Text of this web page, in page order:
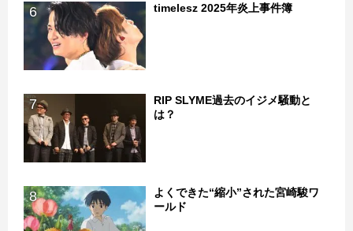
6 timelesz 2025年炎上事件簿
7
RIP SLYME過去のイジメ騒動と
は？
8
よくできた“縮小”された宮崎駿ワ
ールド